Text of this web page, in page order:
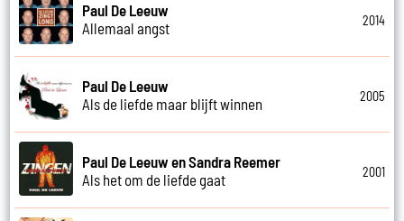
Paul De Leeuw
Allemaal angst
2014
Paul De Leeuw
Als de liefde maar blijft winnen
2005
Paul De Leeuw en Sandra Reemer
Als het om de liefde gaat
2001